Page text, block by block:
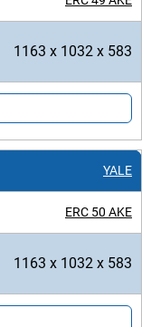
1163 x 1032 x 583
YALE
ERC 50 AKE
1163 x 1032 x 583